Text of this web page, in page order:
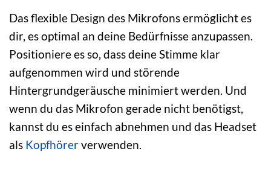
Das flexible Design des Mikrofons ermöglicht es
dir, es optimal an deine Bedürfnisse anzupassen.
Positioniere es so, dass deine Stimme klar
aufgenommen wird und störende
Hintergrundgeräusche minimiert werden. Und
wenn du das Mikrofon gerade nicht benötigst,
kannst du es einfach abnehmen und das Headset
als Kopfhörerverwenden.